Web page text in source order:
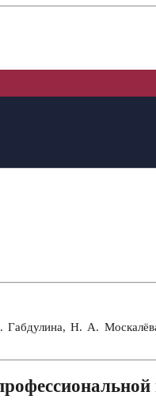
Габдулина, Н. А.